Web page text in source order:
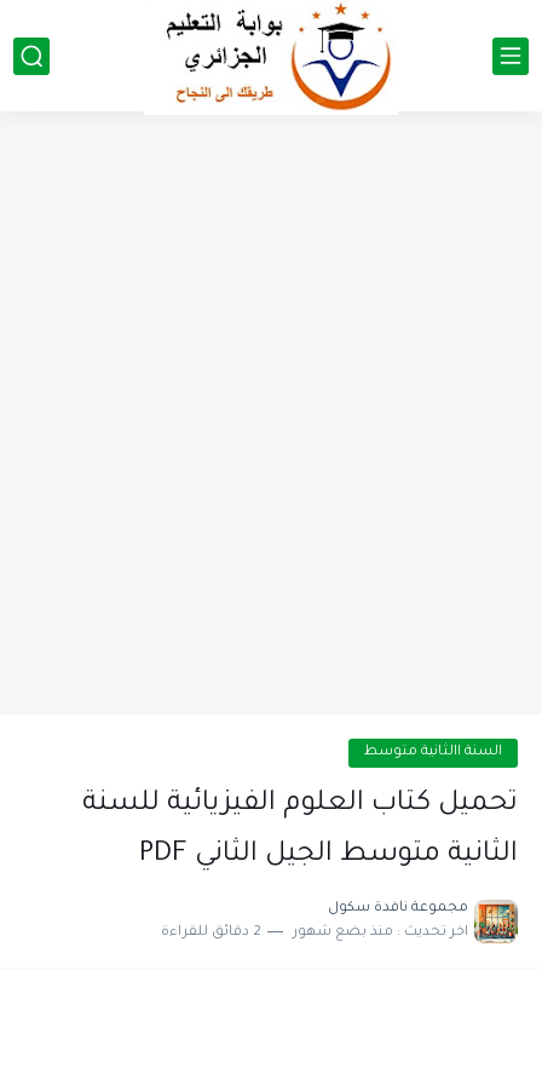
السنة االثانية متوسط
تحميل كتاب العلوم الفيزيائية للسنة
الثانية متوسط الجيل الثاني PDF
مجموعة نافدة سكول
اخر تحديث : منذ بضع شهور 2 دقائق للقراءة